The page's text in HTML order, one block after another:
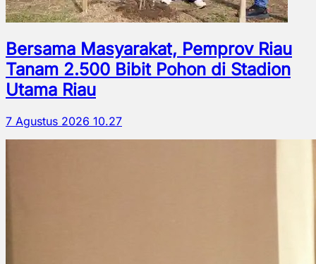
Bersama Masyarakat, Pemprov Riau
Tanam 2.500 Bibit Pohon di Stadion
Utama Riau
7 Agustus 2026 10.27